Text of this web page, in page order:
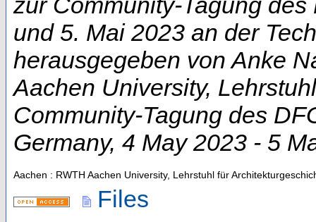
und 5. Mai 2023 an der
herausgegeben von Anke
Aachen University,
Community-Tagung des
Germany, 4 May 2023 - 5
Aachen : RWTH Aachen University, Lehrstuhl für
Files